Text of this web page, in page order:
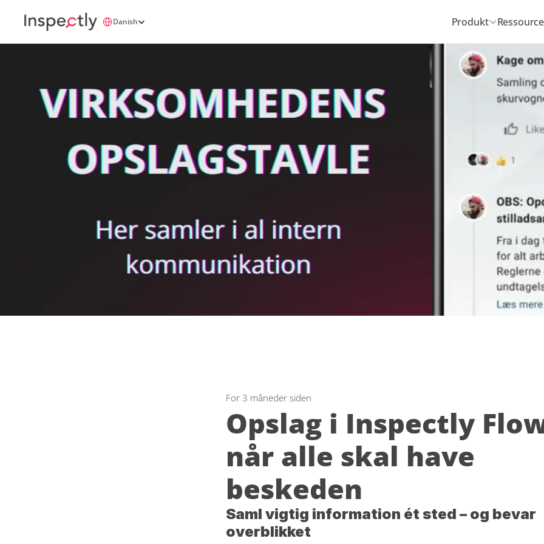
Select Language
Danish Produkt
For 3 måneder siden
Opslag i Inspectly
når alle skal have
beskeden
Saml vigtig information ét sted – og bevar
overblikket